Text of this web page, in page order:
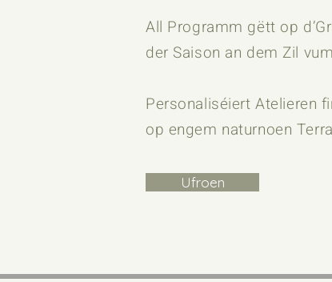
All Programm gëtt op
der Saison an dem Zil
Personaliséiert Atelieren
op engem naturnoen
Ufroen